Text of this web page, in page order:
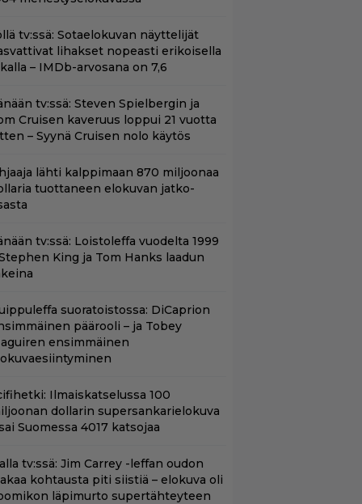
tv:ssä: Sotaelokuvan näyttelijät
lihakset nopeasti erikoisella
– IMDb-arvosana on 7,6
tv:ssä: Steven Spielbergin ja
Cruisen kaveruus loppui 21 vuotta
– Syynä Cruisen nolo käytös
lähti kalppimaan 870 miljoonaa
tuottaneen elokuvan jatko-
tv:ssä: Loistoleffa vuodelta 1999
King ja Tom Hanks laadun
suoratoistossa: DiCaprion
päärooli – ja Tobey
ensimmäinen
Ilmaiskatselussa 100
dollarin supersankarielokuva
Suomessa 4017 katsojaa
tv:ssä: Jim Carrey -leffan oudon
kohtausta piti siistiä – elokuva oli
läpimurto supertähteyteen